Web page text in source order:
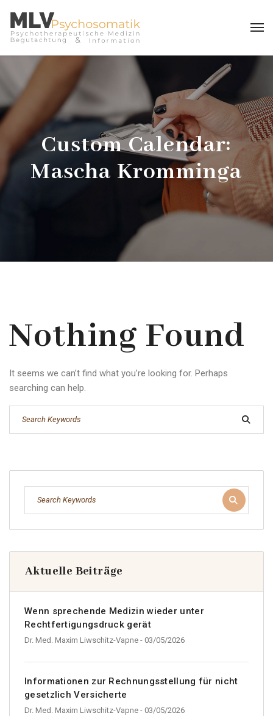
Custom Calendar:
Mascha Kromminga
Nothing Found
It seems we can’t find what you’re looking for. Perhaps
searching can help.
Aktuelle Beiträge
Wenn sprechende Medizin wieder unter
Rechtfertigungsdruck gerät
Dr. Med. Maxim Liwschitz-Vapne - 03/05/2026
Informationen zur Rechnungsstellung für nicht
gesetzlich Versicherte
Dr. Med. Maxim Liwschitz-Vapne - 03/05/2026